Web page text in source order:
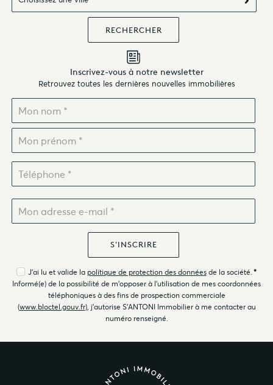
Inscrivez-vous à notre newsletter
Retrouvez toutes les dernières nouvelles immobilières
J'ai lu et valide la politique de protection des donnéesde la société. *
Informé(e) de la possibilité de m'opposer à l'utilisation de mes coordonnées
téléphoniques à des fins de prospection commerciale
(www.bloctel.gouv.fr), j'autorise S'ANTONI Immobilier à me contacter au
numéro renseigné.